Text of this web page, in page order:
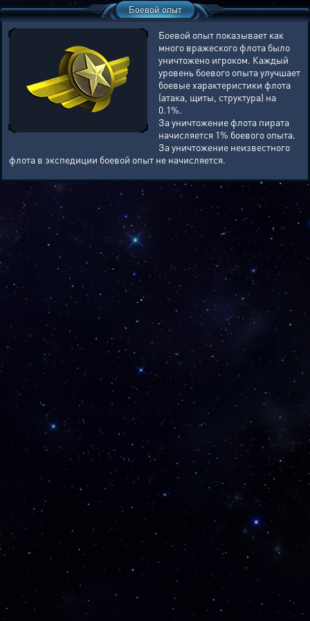
Боевой опыт
Боевой опыт показывает как
много вражеского флота было
уничтожено игроком. Каждый
уровень боевого опыта улучшает
боевые характеристики флота
(атака, щиты, структура) на
0.1%.
За уничтожение флота пирата
начисляется 1% боевого опыта.
За уничтожение неизвестного
флота в экспедиции боевой опыт не начисляется.